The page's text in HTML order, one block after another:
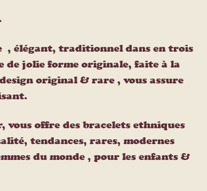
, élégant, traditionnel dans en trois
de jolie forme originale, faite à la
original & rare , vous assure
vous offre des bracelets ethniques
tendances, rares, modernes
du monde , pour les enfants &